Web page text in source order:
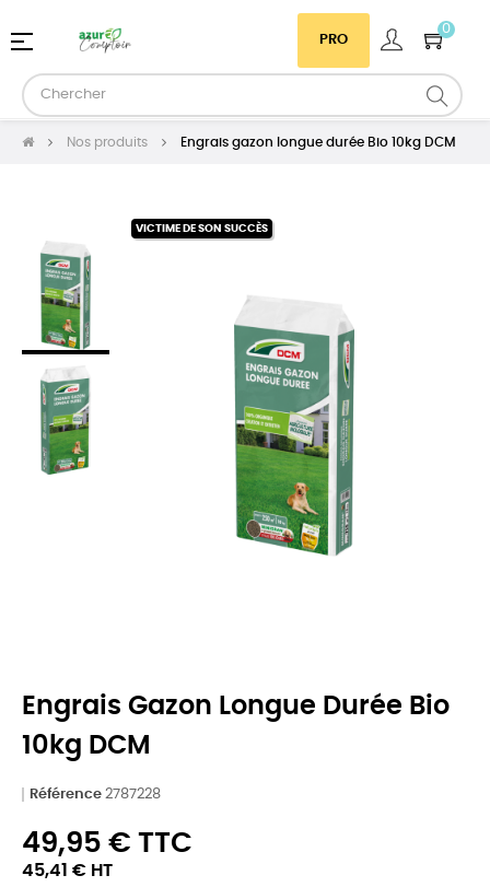
PRO
0
Basculer
navigation
☰
Nos produits Engrais gazon longue durée Bio 10kg DCM
VICTIME DE SON SUCCÈS
Engrais Gazon Longue Durée Bio
10kg DCM
Référence 2787228
49,95 € TTC
45,41 € HT